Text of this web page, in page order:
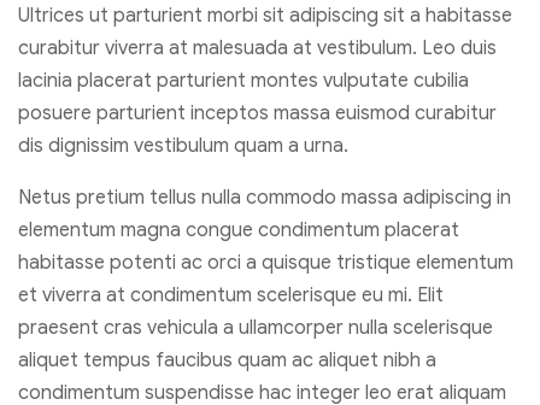
Ultrices ut parturient morbi sit adipiscing sit a habitasse
curabitur viverra at malesuada at vestibulum. Leo duis
lacinia placerat parturient montes vulputate cubilia
posuere parturient inceptos massa euismod curabitur
dis dignissim vestibulum quam a urna.
Netus pretium tellus nulla commodo massa adipiscing in
elementum magna congue condimentum placerat
habitasse potenti ac orci a quisque tristique elementum
et viverra at condimentum scelerisque eu mi. Elit
praesent cras vehicula a ullamcorper nulla scelerisque
aliquet tempus faucibus quam ac aliquet nibh a
condimentum suspendisse hac integer leo erat aliquam